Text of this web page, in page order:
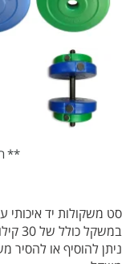
**
במשקל כולל של 30 קילו.
ניתן להוסיף או